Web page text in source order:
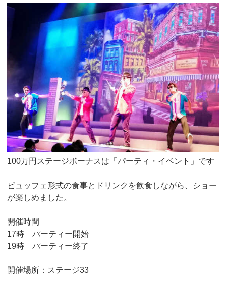
100万円ステージボーナスは「パーティ・イベント」です
ビュッフェ形式の食事とドリンクを飲食しながら、ショー
が楽しめました。
開催時間
17時 パーティー開始
19時 パーティー終了
開催場所：ステージ33